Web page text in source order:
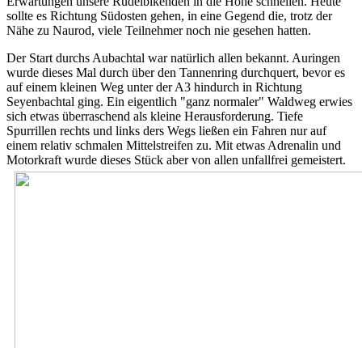
sollte es Richtung Südosten gehen, in eine Gegend die, trotz der
Nähe zu Naurod, viele Teilnehmer noch nie gesehen hatten.
Der Start durchs Aubachtal war natürlich allen bekannt. Auringen
wurde dieses Mal durch über den Tannenring durchquert, bevor es
auf einem kleinen Weg unter der A3 hindurch in Richtung
Seyenbachtal ging. Ein eigentlich "ganz normaler" Waldweg erwies
sich etwas überraschend als kleine Herausforderung. Tiefe
Spurrillen rechts und links ders Wegs ließen ein Fahren nur auf
einem relativ schmalen Mittelstreifen zu. Mit etwas Adrenalin und
Motorkraft wurde dieses Stück aber von allen unfallfrei gemeistert.